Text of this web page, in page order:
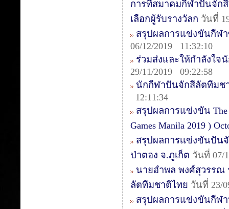
การที่สมาคมกีฬาปันจัก
เลือกผู้รับรางวัลก วันที่
สรุปผลการแข่งขันกีฬา
06/12/2019 11:32:10
ร่วมส่งและให้กำลังใ
29/11/2019 09:22:58
นักกีฬาปันจักสีลัตทีมช
12:11:34
สรุปผลการแข่งขัน The
Games Manila 2019 )
สรุปผลการเเข่งขันปัน
ป่าตอง จ.ภูเก็ต วันที่ 07/
นายอำพล พงศ์สุวรรณ
ลัตทีมชาติไทย วันที่ 23/
สรุปผลการแข่งขันกีฬา